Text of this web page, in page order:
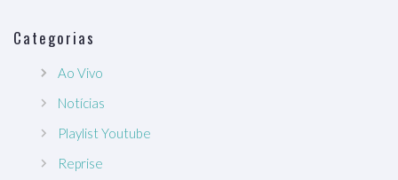
Categorias
Ao Vivo
Notícias
Playlist Youtube
Reprise